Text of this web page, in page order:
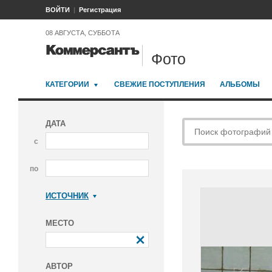
ВОЙТИ Регистрация
08 АВГУСТА, СУББОТА
Фото
КАТЕГОРИИ СВЕЖИЕ ПОСТУПЛЕНИЯ АЛЬБОМЫ
ДАТА
с
по
ИСТОЧНИК
МЕСТО
АВТОР